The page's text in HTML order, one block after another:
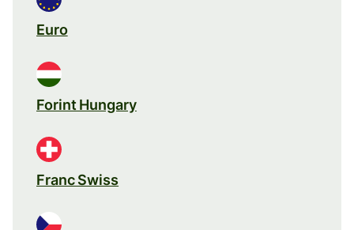
Euro
Forint Hungary
Franc Swiss